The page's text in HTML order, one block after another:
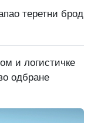
теретни брод
и логистичке
одбране